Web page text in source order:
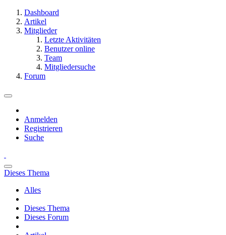
Dashboard
Artikel
Mitglieder
Letzte Aktivitäten
Benutzer online
Team
Mitgliedersuche
Forum
Anmelden
Registrieren
Suche
Dieses Thema
Alles
Dieses Thema
Dieses Forum